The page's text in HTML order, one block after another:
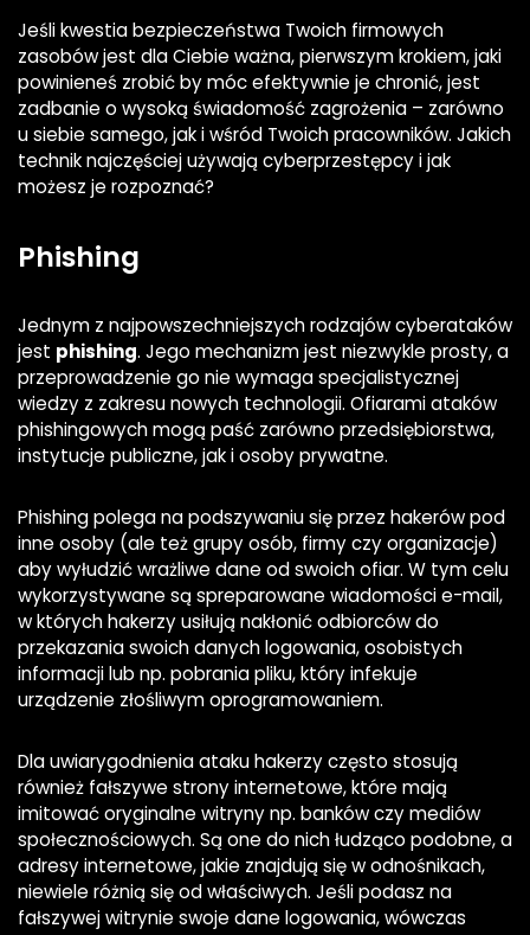
Jeśli kwestia bezpieczeństwa Twoich firmowych
zasobów jest dla Ciebie ważna, pierwszym krokiem, jaki
powinieneś zrobić by móc efektywnie je chronić, jest
zadbanie o wysoką świadomość zagrożenia – zarówno
u siebie samego, jak i wśród Twoich pracowników. Jakich
technik najczęściej używają cyberprzestępcy i jak
możesz je rozpoznać?
Phishing
Jednym z najpowszechniejszych rodzajów cyberataków
jest phishing. Jego mechanizm jest niezwykle prosty, a
przeprowadzenie go nie wymaga specjalistycznej
wiedzy z zakresu nowych technologii. Ofiarami ataków
phishingowych mogą paść zarówno przedsiębiorstwa,
instytucje publiczne, jak i osoby prywatne.
Phishing polega na podszywaniu się przez hakerów pod
inne osoby (ale też grupy osób, firmy czy organizacje)
aby wyłudzić wrażliwe dane od swoich ofiar. W tym celu
wykorzystywane są spreparowane wiadomości e-mail,
w których hakerzy usiłują nakłonić odbiorców do
przekazania swoich danych logowania, osobistych
informacji lub np. pobrania pliku, który infekuje
urządzenie złośliwym oprogramowaniem.
Dla uwiarygodnienia ataku hakerzy często stosują
również fałszywe strony internetowe, które mają
imitować oryginalne witryny np. banków czy mediów
społecznościowych. Są one do nich łudząco podobne, a
adresy internetowe, jakie znajdują się w odnośnikach,
niewiele różnią się od właściwych. Jeśli podasz na
fałszywej witrynie swoje dane logowania, wówczas